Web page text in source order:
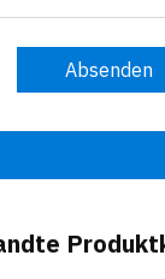
Absenden